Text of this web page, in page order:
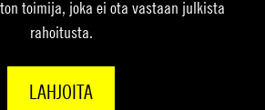
toimija, joka ei ota vastaan julkista
rahoitusta.
LAHJOITA